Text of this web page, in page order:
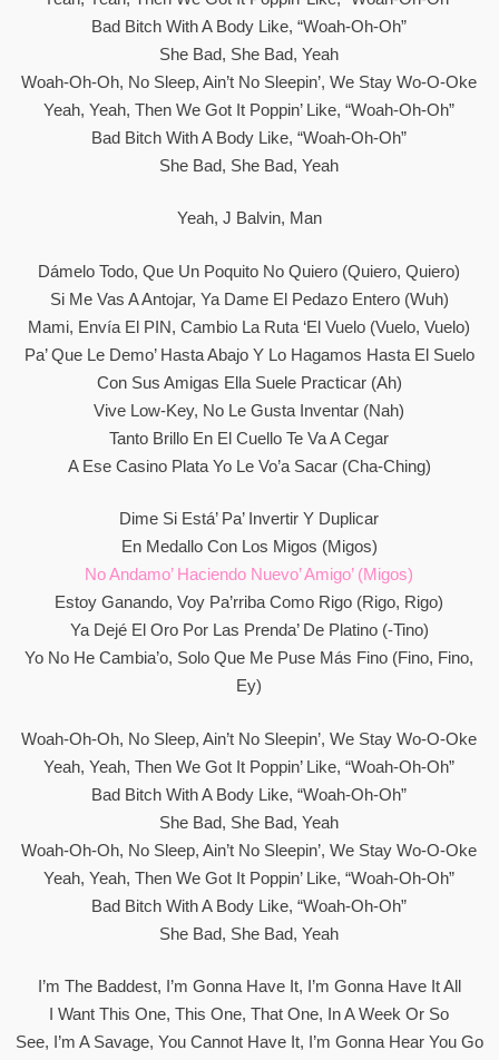
Bad Bitch With A Body Like, “Woah-Oh-Oh”
She Bad, She Bad, Yeah
Woah-Oh-Oh, No Sleep, Ain’t No Sleepin’, We Stay Wo-O-Oke
Yeah, Yeah, Then We Got It Poppin’ Like, “Woah-Oh-Oh”
Bad Bitch With A Body Like, “Woah-Oh-Oh”
She Bad, She Bad, Yeah
Yeah, J Balvin, Man
Dámelo Todo, Que Un Poquito No Quiero (Quiero, Quiero)
Si Me Vas A Antojar, Ya Dame El Pedazo Entero (Wuh)
Mami, Envía El PIN, Cambio La Ruta ‘el Vuelo (Vuelo, Vuelo)
Pa’ Que Le Demo’ Hasta Abajo Y Lo Hagamos Hasta El Suelo
Con Sus Amigas Ella Suele Practicar (Ah)
Vive Low-Key, No Le Gusta Inventar (Nah)
Tanto Brillo En El Cuello Te Va A Cegar
A Ese Casino Plata Yo Le Vo’a Sacar (Cha-Ching)
Dime Si Está’ Pa’ Invertir Y Duplicar
En Medallo Con Los Migos (Migos)
No Andamo’ Haciendo Nuevo’ Amigo’ (Migos)
Estoy Ganando, Voy Pa’rriba Como Rigo (Rigo, Rigo)
Ya Dejé El Oro Por Las Prenda’ De Platino (-Tino)
Yo No He Cambia’o, Solo Que Me Puse Más Fino (Fino, Fino,
Ey)
Woah-Oh-Oh, No Sleep, Ain’t No Sleepin’, We Stay Wo-O-Oke
Yeah, Yeah, Then We Got It Poppin’ Like, “Woah-Oh-Oh”
Bad Bitch With A Body Like, “Woah-Oh-Oh”
She Bad, She Bad, Yeah
Woah-Oh-Oh, No Sleep, Ain’t No Sleepin’, We Stay Wo-O-Oke
Yeah, Yeah, Then We Got It Poppin’ Like, “Woah-Oh-Oh”
Bad Bitch With A Body Like, “Woah-Oh-Oh”
She Bad, She Bad, Yeah
I’m The Baddest, I’m Gonna Have It, I’m Gonna Have It All
I Want This One, This One, That One, In A Week Or So
See, I’m A Savage, You Cannot Have It, I’m Gonna Hear You Go